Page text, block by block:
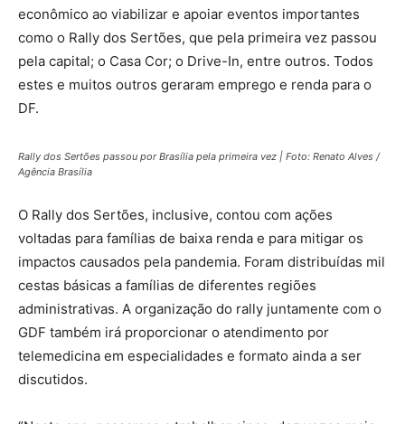
econômico ao viabilizar e apoiar eventos importantes
como o Rally dos Sertões, que pela primeira vez passou
pela capital; o Casa Cor; o Drive-In, entre outros. Todos
estes e muitos outros geraram emprego e renda para o
DF.
Rally dos Sertões passou por Brasília pela primeira vez | Foto: Renato Alves /
Agência Brasília
O Rally dos Sertões, inclusive, contou com ações
voltadas para famílias de baixa renda e para mitigar os
impactos causados pela pandemia. Foram distribuídas mil
cestas básicas a famílias de diferentes regiões
administrativas. A organização do rally juntamente com o
GDF também irá proporcionar o atendimento por
telemedicina em especialidades e formato ainda a ser
discutidos.